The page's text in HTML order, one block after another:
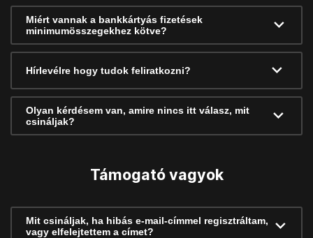
Miért vannak a bankkártyás fizetések
minimumösszegekhez kötve?
Hírlevélre hogy tudok feliratkozni?
Olyan kérdésem van, amire nincs itt válasz, mit
csináljak?
Támogató vagyok
Mit csináljak, ha hibás e-mail-címmel regisztráltam,
vagy elfelejtettem a címet?